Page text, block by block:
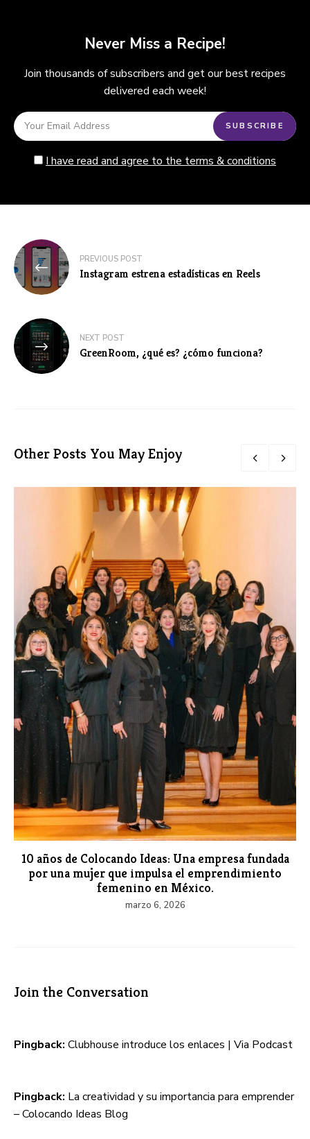
Never Miss a Recipe!
Join thousands of subscribers and get our best recipes
delivered each week!
I have read and agree to the terms & conditions
Navegación
de
entradas
PREVIOUS POST
Instagram estrena estadísticas en Reels
NEXT POST
GreenRoom, ¿qué es? ¿cómo funciona?
Other Posts You May Enjoy
10 años de Colocando Ideas: Una empresa fundada
por una mujer que impulsa el emprendimiento
femenino en México.
marzo 6, 2026
Join the Conversation
Pingback: Clubhouse introduce los enlaces | Via Podcast
Pingback: La creatividad y su importancia para emprender
– Colocando Ideas Blog